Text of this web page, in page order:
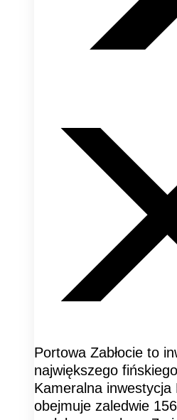
Portowa Zabłocie to
największego
Kameralna inwestycja
obejmuje zaledwie